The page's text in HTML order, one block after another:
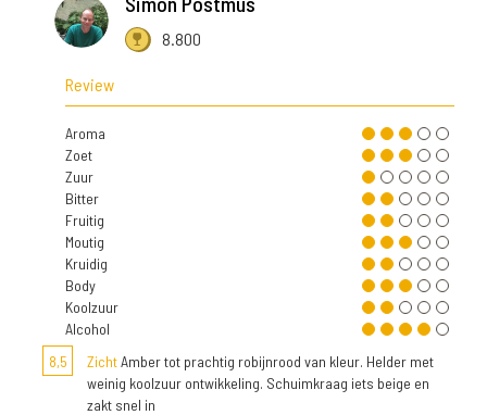
8.800
Review
Aroma
Zoet
Zuur
Bitter
Fruitig
Moutig
Kruidig
Body
Koolzuur
Alcohol
8,5
ZichtAmber tot prachtig robijnrood van kleur. Helder met
weinig koolzuur ontwikkeling. Schuimkraag iets beige en
zakt snel in